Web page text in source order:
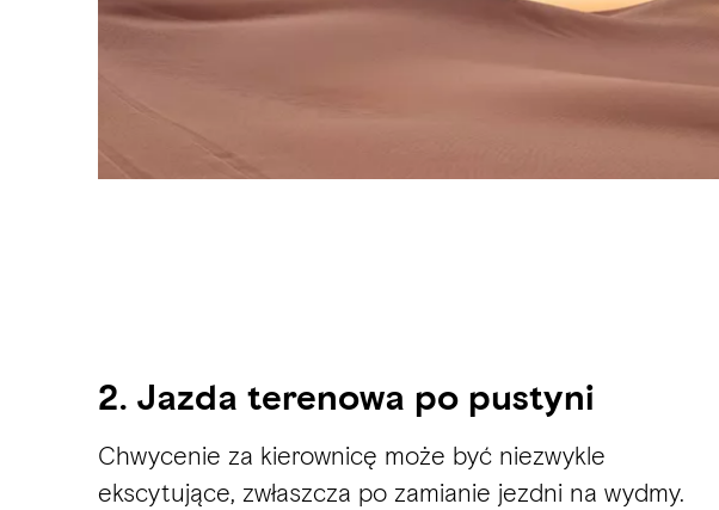
2. Jazda terenowa po pustyni
Chwycenie za kierownicę może być niezwykle
ekscytujące, zwłaszcza po zamianie jezdni na wydmy.